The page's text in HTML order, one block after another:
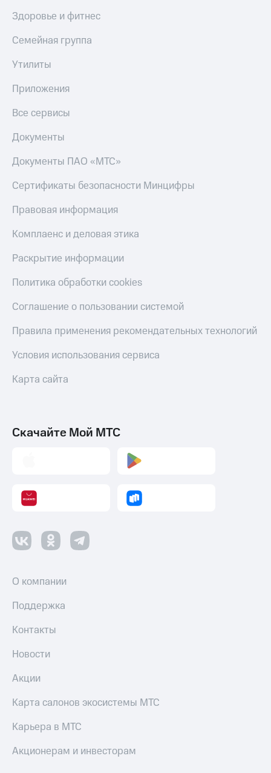
Здоровье и фитнес
Семейная группа
Утилиты
Приложения
Все сервисы
Документы
Документы ПАО «МТС»
Сертификаты безопасности Минцифры
Правовая информация
Комплаенс и деловая этика
Раскрытие информации
Политика обработки cookies
Соглашение о пользовании системой
Правила применения рекомендательных технологий
Условия использования сервиса
Карта сайта
Скачайте Мой МТС
О компании
Поддержка
Контакты
Новости
Акции
Карта салонов экосистемы МТС
Карьера в МТС
Акционерам и инвесторам